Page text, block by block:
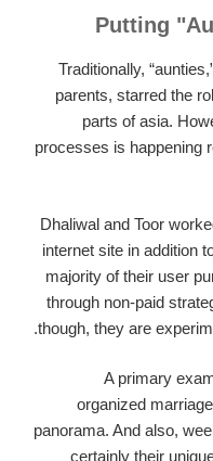
Putting
Traditionally,
parents, starred the
parts of asia.
processes is happening
Dhaliwal and Toor
internet site in addition
majority of their user
through non-paid
though, they are
A primary
organized
panorama. And also,
certainly their